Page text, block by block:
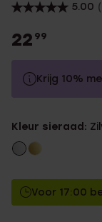
5.00
22 99
Krijg 10%
Zonder
Kleur sieraad:
Voor 17:00